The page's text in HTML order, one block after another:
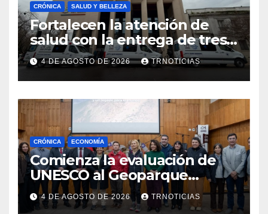
CRÓNICA SALUD Y BELLEZA
Fortalecen la atención de
salud con la entrega de tres
nuevas ambulancias para
Cauquenes y Sagrada Familia
4 DE AGOSTO DE 2026 TRNOTICIAS
CRÓNICA ECONOMÍA
Comienza la evaluación de
UNESCO al Geoparque
Aspirante Pillanmapu en el
Maule
4 DE AGOSTO DE 2026 TRNOTICIAS